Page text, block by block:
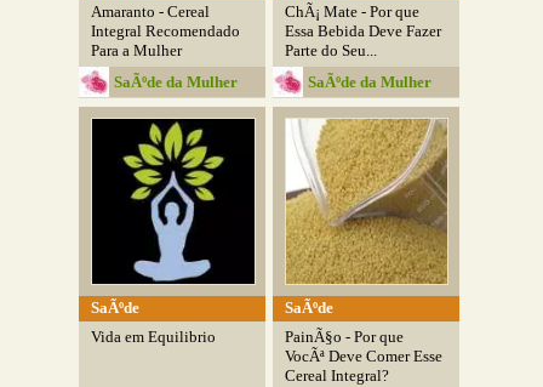
Amaranto - Cereal
Integral Recomendado
Para a Mulher
SaÃºde da Mulher
ChÃ¡ Mate - Por que
Essa Bebida Deve Fazer
Parte do Seu...
SaÃºde da Mulher
SaÃºde
Vida em Equilibrio
SaÃºde
PainÃ§o - Por que
VocÃª Deve Comer Esse
Cereal Integral?